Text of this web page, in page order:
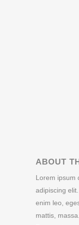
ABOUT
Lorem ipsum
adipiscing
enim leo,
mattis,